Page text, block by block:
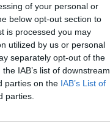
of your personal or
below opt-out section to
is processed you may
utilized by us or personal
separately opt-out of the
IAB’s list of downstream
parties on the IAB’s List of
parties.